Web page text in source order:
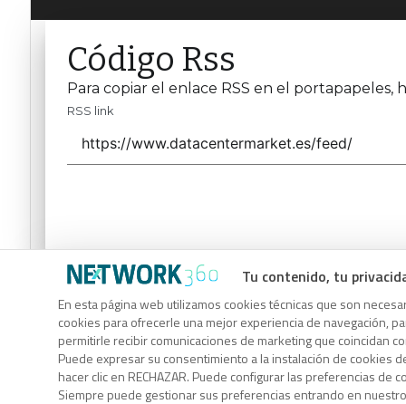
Tu contenido, tu
En esta página web utilizamos cookies técnicas que son
cookies para ofrecerle una mejor experiencia de navegación,
permitirle recibir comunicaciones de marketing que coincidan
Puede expresar su consentimiento a la instalación de cookies
hacer clic en RECHAZAR. Puede configurar las preferencias de
Siempre puede gestionar sus preferencias entrando en
Código Rss
Para copiar el enlace RSS en el portapapeles,
RSS link
Código Rss
Para copiar el enlace RSS en el portapapeles,
RSS link